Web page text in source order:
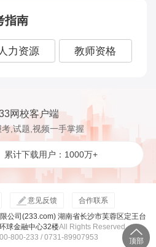
指南
人力资源 教师资格
网校客户端
考,试题,视频一手掌握
累计下载用户：1000万+
意见反馈
合作联系
公司(233.com) 湖南省长沙市芙蓉区定王台
球金融中心32楼All Rights Reserved
800-233 / 0731-89907953
顶部